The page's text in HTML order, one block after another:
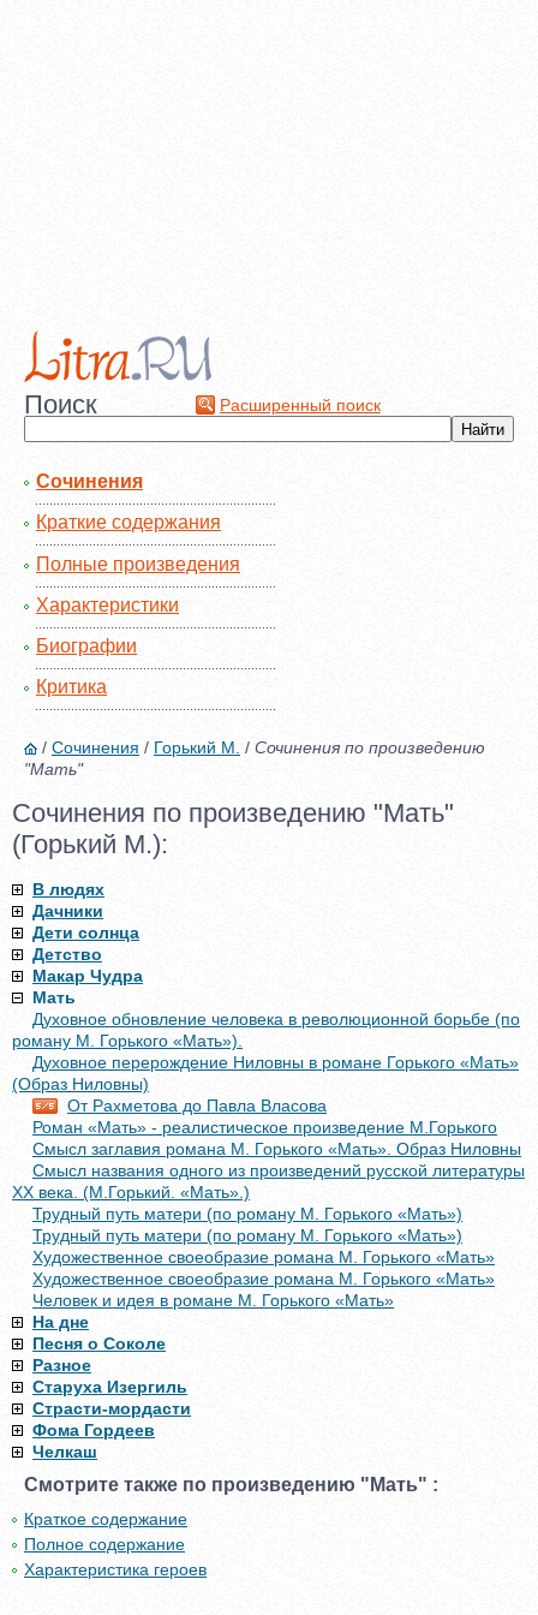
Поиск Расширенный поиск
Сочинения
Краткие содержания
Полные произведения
Характеристики
Биографии
Критика
/ Сочинения / Горький М. / Сочинения по произведению
"Мать"
Сочинения по произведению "Мать"
(Горький М.):
В людях
Дачники
Дети солнца
Детство
Макар Чудра
Мать
Духовное обновление человека в революционной борьбе (по
роману М. Горького «Мать»).
Духовное перерождение Ниловны в романе Горького «Мать»
(Образ Ниловны)
От Рахметова до Павла Власова
Роман «Мать» - реалистическое произведение М.Горького
Смысл заглавия романа М. Горького «Мать». Образ Ниловны
Смысл названия одного из произведений русской литературы
XX века. (М.Горький. «Мать».)
Трудный путь матери (по роману М. Горького «Мать»)
Трудный путь матери (по роману М. Горького «Мать»)
Художественное своеобразие романа М. Горького «Мать»
Художественное своеобразие романа М. Горького «Мать»
Человек и идея в романе М. Горького «Мать»
На дне
Песня о Соколе
Разное
Старуха Изергиль
Страсти-мордасти
Фома Гордеев
Челкаш
Смотрите также по произведению "Мать" :
Краткое содержание
Полное содержание
Характеристика героев